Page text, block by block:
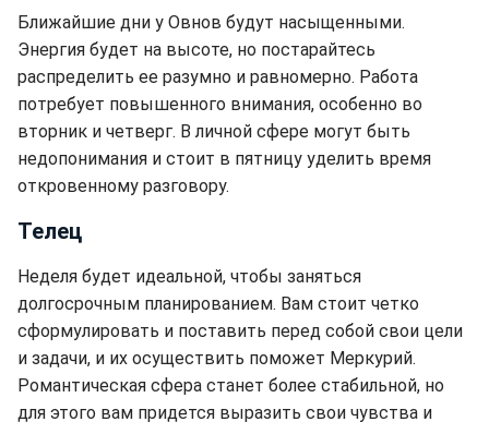
Ближайшие дни у Овнов будут насыщенными.
Энергия будет на высоте, но постарайтесь
распределить ее разумно и равномерно. Работа
потребует повышенного внимания, особенно во
вторник и четверг. В личной сфере могут быть
недопонимания и стоит в пятницу уделить время
откровенному разговору.
Телец
Неделя будет идеальной, чтобы заняться
долгосрочным планированием. Вам стоит четко
сформулировать и поставить перед собой свои цели
и задачи, и их осуществить поможет Меркурий.
Романтическая сфера станет более стабильной, но
для этого вам придется выразить свои чувства и